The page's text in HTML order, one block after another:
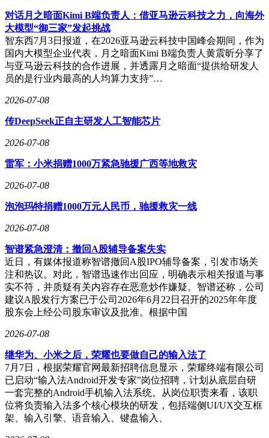
对话月之暗面Kimi B端负责人：借亚马逊云科技之力，向海外
大模型“御三家”发起挑战
智东西7月3日报道，在2026亚马逊云科技中国峰会期间，作为
国内大模型企业代表，月之暗面Kimi B端负责人黄震昕分享了
与亚马逊云科技的合作进展，并透露月之暗面“提供给研发人
员的是行业内最高的人均算力支持”…
2026-07-08
传DeepSeek正自主研发人工智能芯片
2026-07-08
雷军：小米捐赠1000万紧急驰援广西等地救灾
2026-07-08
泡泡玛特捐赠1000万元人民币，驰援救灾一线
2026-07-08
智谱紧急澄清：撤回A股辅导备案失实
近日，有媒体报道称智谱撤回A股IPO辅导备案，引发市场关
注和热议。对此，智谱迅速作出回应，明确表示相关报道与事
实不符，并质疑有关内容存在恶意炒作嫌疑。智谱还称，公司
建议A股发行方案已于公司2026年6月22日召开的2025年年度
股东会上经公司股东审议及批准。根据中国
2026-07-08
继华为、小米之后，荣耀也要做自己的输入法了
7月7日，根据荣耀官网最新招聘信息显示，荣耀终端有限公司
已启动“输入法Android开发专家”岗位招聘，计划从底层自研
一套完整的Android手机输入法系统。从岗位职责来看，该职
位将负责输入法多个核心模块的研发，包括端侧UI/UX交互框
架、输入引擎、语音输入、键盘输入、